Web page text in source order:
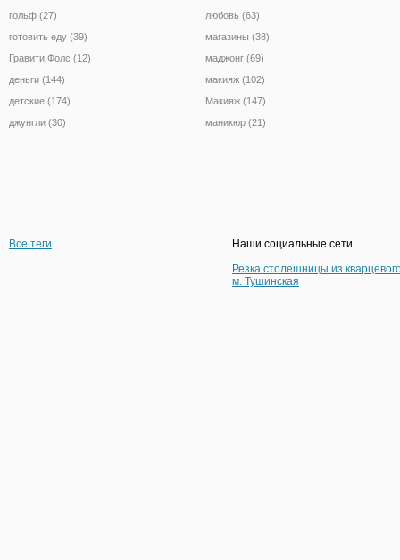
гольф (27)
готовить еду (39)
Гравити Фолс (12)
деньги (144)
детские (174)
джунгли (30)
любовь (63)
магазины (38)
маджонг (69)
макияж (102)
Макияж (147)
маникюр (21)
Все теги
Наши социальные сети
Резка столешницы из
м. Тушинская